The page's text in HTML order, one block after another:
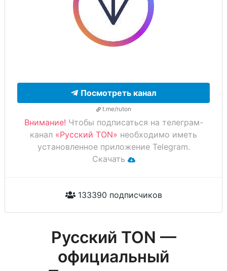
Посмотреть канал
t.me/ruton
Внимание! Чтобы подписаться на телеграм-
канал «Русский TON» необходимо иметь
установленное приложение Telegram.
Скачать
133390 подписчиков
Русский TON —
официальный